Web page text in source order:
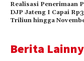
Realisasi Penerimaan
DJP Jateng I Capai
Triliun hingga
Berita